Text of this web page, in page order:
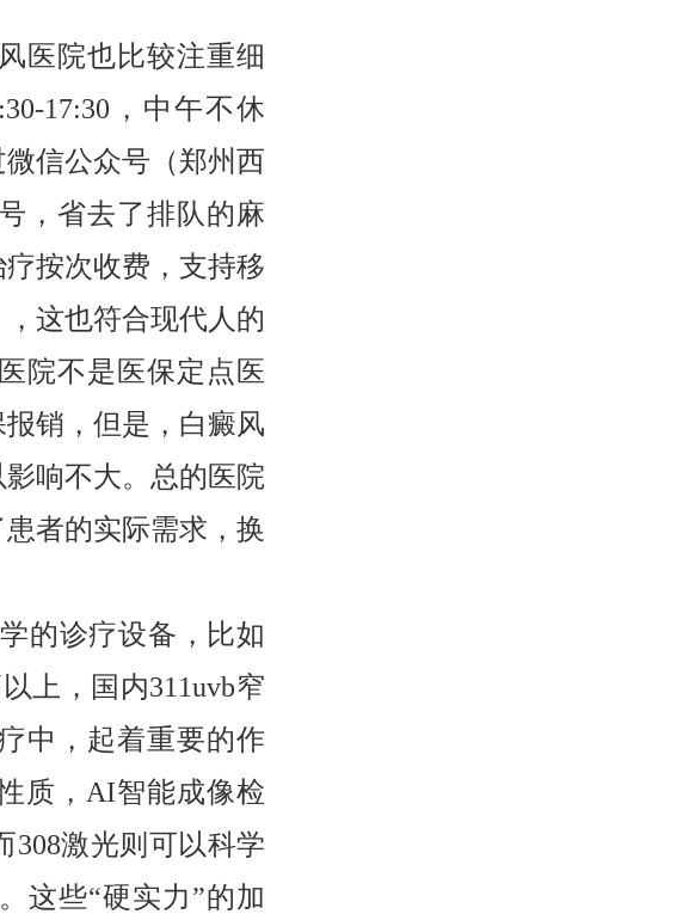
医院也比较注重细
17:30，中午不休
信公众号（郑州西
，省去了排队的麻
按次收费，支持移
这也符合现代人的
院不是医保定点医
销，但是，白癜风
响不大。总的医院
者的实际需求，换
的诊疗设备，比如
上，国内311uvb窄
中，起着重要的作
质，AI智能成像检
308激光则可以科学
这些“硬实力”的加